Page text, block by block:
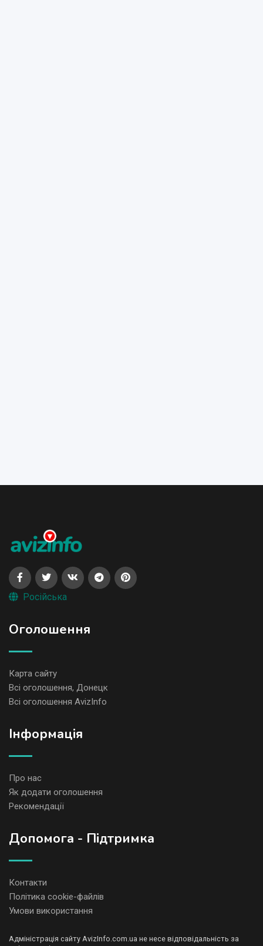
Російська
Оголошення
Карта сайту
Всі оголошення, Донецк
Всі оголошення AvizInfo
Iнформація
Про нас
Як додати оголошення
Рекомендації
Допомога - Підтримка
Контакти
Політика cookie-файлів
Умови використання
Адміністрація сайту AvizInfo.com.ua не несе відповідальність за